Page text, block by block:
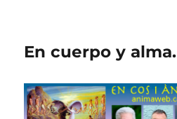
En cuerpo y alma.